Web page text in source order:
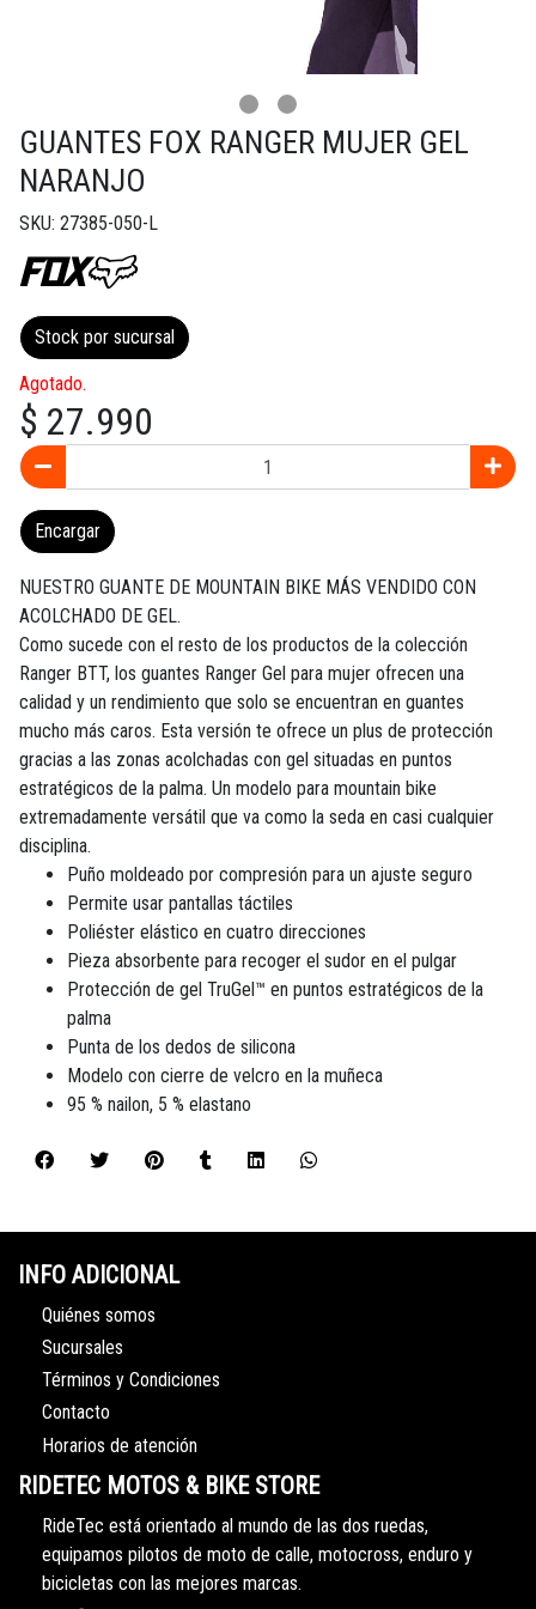
GUANTES FOX RANGER MUJER GEL
NARANJO
SKU: 27385-050-L
Stock por sucursal
Agotado.
$ 27.990
Encargar
NUESTRO GUANTE DE MOUNTAIN BIKE MÁS VENDIDO CON
ACOLCHADO DE GEL.
Como sucede con el resto de los productos de la colección
Ranger BTT, los guantes Ranger Gel para mujer ofrecen una
calidad y un rendimiento que solo se encuentran en guantes
mucho más caros. Esta versión te ofrece un plus de protección
gracias a las zonas acolchadas con gel situadas en puntos
estratégicos de la palma. Un modelo para mountain bike
extremadamente versátil que va como la seda en casi cualquier
disciplina.
Puño moldeado por compresión para un ajuste seguro
Permite usar pantallas táctiles
Poliéster elástico en cuatro direcciones
Pieza absorbente para recoger el sudor en el pulgar
Protección de gel TruGel™ en puntos estratégicos de la
palma
Punta de los dedos de silicona
Modelo con cierre de velcro en la muñeca
95 % nailon, 5 % elastano
INFO ADICIONAL
Quiénes somos
Sucursales
Términos y Condiciones
Contacto
Horarios de atención
RIDETEC MOTOS & BIKE STORE
RideTec está orientado al mundo de las dos ruedas,
equipamos pilotos de moto de calle, motocross, enduro y
bicicletas con las mejores marcas.